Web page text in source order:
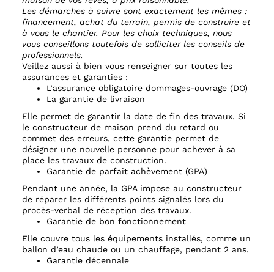
Les démarches à suivre sont exactement les mêmes :
financement, achat du terrain, permis de construire et
à vous le chantier. Pour les choix techniques, nous
vous conseillons toutefois de solliciter les conseils de
professionnels.
Veillez aussi à bien vous renseigner sur toutes les
assurances et garanties :
L’assurance obligatoire dommages-ouvrage (DO)
La garantie de livraison
Elle permet de garantir la date de fin des travaux. Si
le constructeur de maison prend du retard ou
commet des erreurs, cette garantie permet de
désigner une nouvelle personne pour achever à sa
place les travaux de construction.
Garantie de parfait achèvement (GPA)
Pendant une année, la GPA impose au constructeur
de réparer les différents points signalés lors du
procès-verbal de réception des travaux.
Garantie de bon fonctionnement
Elle couvre tous les équipements installés, comme un
ballon d’eau chaude ou un chauffage, pendant 2 ans.
Garantie décennale